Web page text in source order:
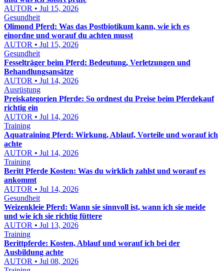
AUTOR • Jul 15, 2026
Gesundheit
Olimond Pferd: Was das Postbiotikum kann, wie ich es
einordne und worauf du achten musst
AUTOR • Jul 15, 2026
Gesundheit
Fesselträger beim Pferd: Bedeutung, Verletzungen und
Behandlungsansätze
AUTOR • Jul 14, 2026
Ausrüstung
Preiskategorien Pferde: So ordnest du Preise beim Pferdekauf
richtig ein
AUTOR • Jul 14, 2026
Training
Aquatraining Pferd: Wirkung, Ablauf, Vorteile und worauf ich
achte
AUTOR • Jul 14, 2026
Training
Beritt Pferde Kosten: Was du wirklich zahlst und worauf es
ankommt
AUTOR • Jul 14, 2026
Gesundheit
Weizenkleie Pferd: Wann sie sinnvoll ist, wann ich sie meide
und wie ich sie richtig füttere
AUTOR • Jul 13, 2026
Training
Berittpferde: Kosten, Ablauf und worauf ich bei der
Ausbildung achte
AUTOR • Jul 08, 2026